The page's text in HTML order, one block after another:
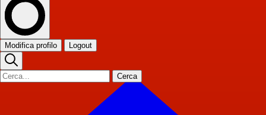
Modifica profilo Logout
Cerca